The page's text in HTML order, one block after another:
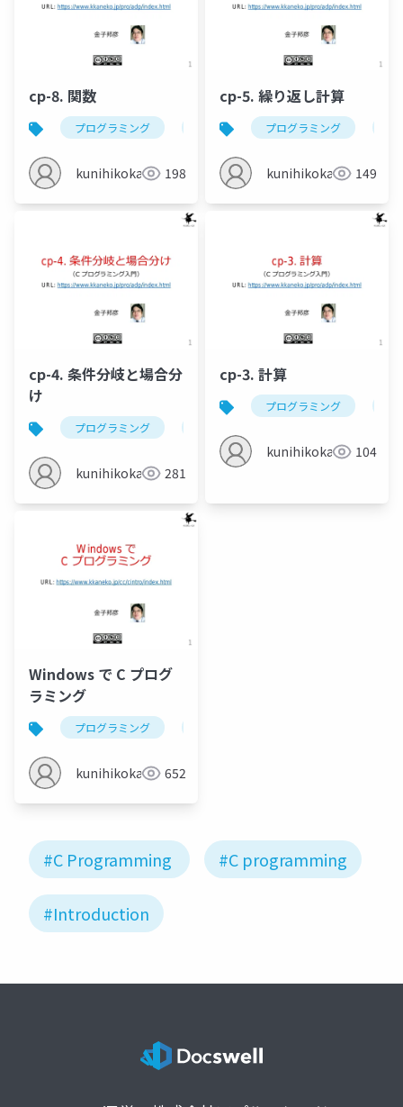
cp-8. 関数
プログラミング 関数 関数呼び出し
kunihikokaneko198
cp-5. 繰り返し計算
プログラミング
kunihikokaneko149
cp-4. 条件分岐と場合分
け
プログラミング
kunihikokaneko281
cp-3. 計算
プログラミング
kunihikokaneko104
Windows で C プログ
ラミング
プログラミング
kunihikokaneko652
#C Programming #C programming
#Introduction